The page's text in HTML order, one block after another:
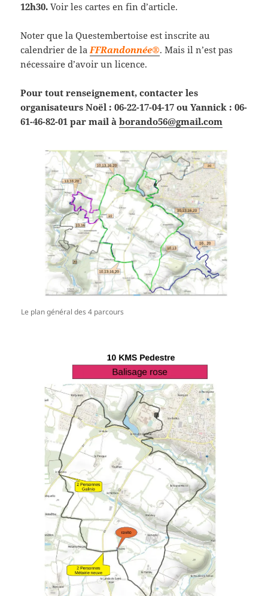
12h30. Voir les cartes en fin d’article.
Noter que la Questembertoise est inscrite au
calendrier de laFFRandonnée®. Mais il n’est pas
nécessaire d’avoir un licence.
Pour tout renseignement, contacter les
organisateurs Noël : 06-22-17-04-17 ou Yannick : 06-
61-46-82-01 par mail àborando56@gmail.com
Le plan général des 4 parcours